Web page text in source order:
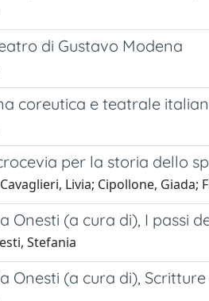
di Gustavo Modena
coreutica e teatrale
per la storia dello
Livia; Cipollone,
Onesti (a cura di), I passi
Stefania
Onesti (a cura di),